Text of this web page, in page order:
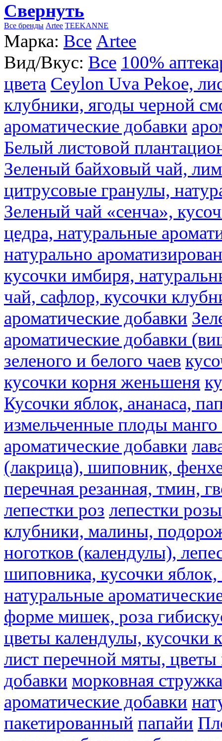
Свернуть
Все бренды Artee TEEKANNE
Марка: Все Artee
Вид/Вкус: Все 100%
цвета Ceylon Uva Pekoe,
клубники, ягоды черной
ароматические добавки
Белый листовой
Зеленый байховый чай,
цитрусовые гранулы,
Зеленый чай «сенча»,
цедра, натуральные
натурально
кусочки имбиря,
чай, сафлор, кусочки
ароматические добавки
ароматические добавки
зеленого и белого чаев
кусочки корня женьшеня
Кусочки яблок, ананаса,
измельченные плоды
ароматические добавки
(лакрица), шиповник,
перечная резанная, тмин,
лепестки роз лепестки розы
клубники, малины,
ноготков (календулы),
шиповника, кусочки
натуральные
форме мишек, роза
цветы календулы, кусочки
лист перечной мяты,
добавки морковная стружка
ароматические добавки
пакетированный папайи